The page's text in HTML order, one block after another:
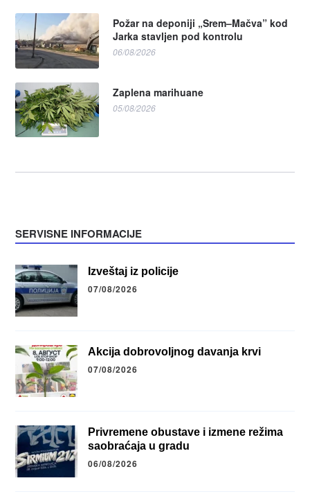
Požar na deponiji „Srem–Mačva” kod
Jarka stavljen pod kontrolu
06/08/2026
Zaplena marihuane
05/08/2026
SERVISNE INFORMACIJE
Izveštaj iz policije
07/08/2026
Akcija dobrovoljnog davanja krvi
07/08/2026
Privremene obustave i izmene režima
saobraćaja u gradu
06/08/2026